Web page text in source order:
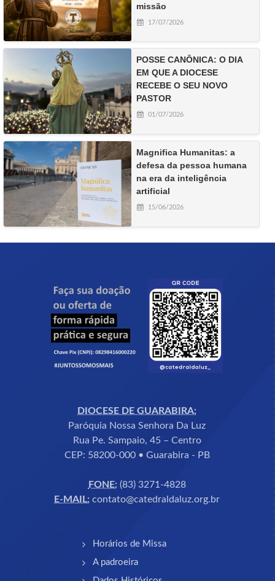
missão
17/07/2026
POSSE CANÔNICA: O DIA
EM QUE A DIOCESE
RECEBE O SEU NOVO
PASTOR
01/07/2026
Magnifica Humanitas: a
defesa da pessoa humana
na era da inteligência
artificial
15/06/2026
DIOCESE DE GUARABIRA:
Paróquia Nossa Senhora Da Luz
Rua Pe. Sampaio, 45 – Centro
CEP: 58200-000 • Guarabira - PB
FONE:(83) 3271-4828
E-MAIL: contato@catedraldaluz.org.br
Horários de Missa
A padroeira